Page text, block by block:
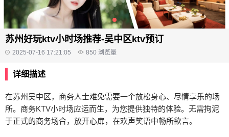
苏州好玩ktv小时场推荐-吴中区ktv预订
2025-07-16 17:21:05 850 浏览量
详细描述
在苏州吴中区，商务人士难免需要一个放松身心、尽情享乐的场
所。商务KTV小时场应运而生，为您提供独特的体验。无需拘泥
于正式的商务场合，放开心扉，在欢声笑语中畅所欲言。